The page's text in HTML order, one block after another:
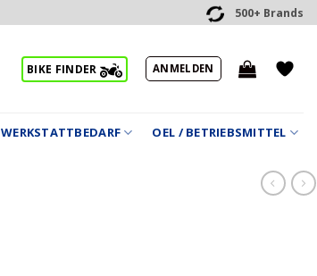
500+ Brands
BIKE FINDER ANMELDEN
WERKSTATTBEDARF OEL / BETRIEBSMITTEL